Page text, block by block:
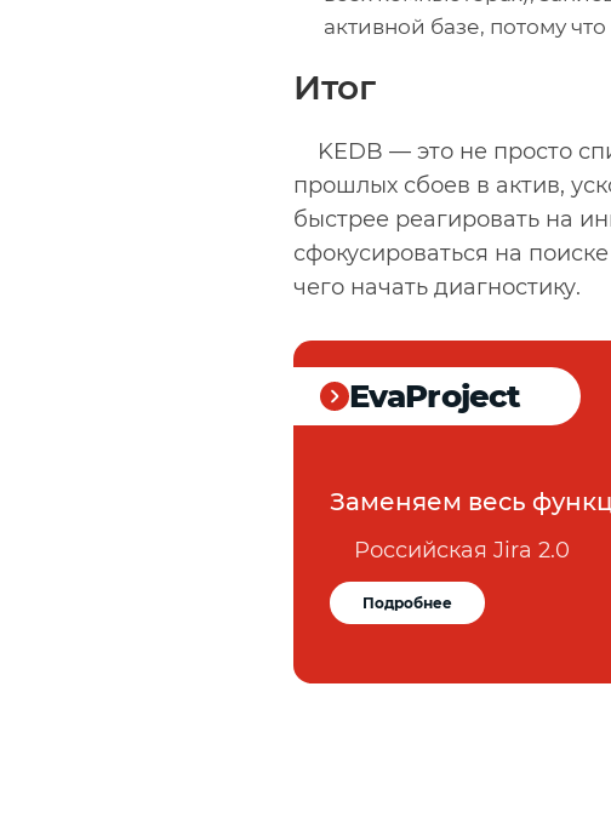
активной базе, потому
Итог
KEDB — это не просто
прошлых сбоев в актив,
быстрее реагировать на
сфокусироваться на
чего начать диагностику.
EvaProject
Заменяем весь
Российская Jira 2.0
Подробнее